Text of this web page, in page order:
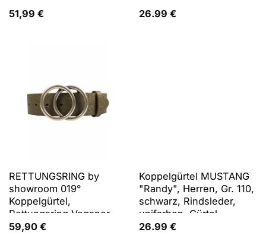
Schließe
51,99 €
Koppelgürtel, mit
26.99 €
RETTUNGSRING by
showroom 019°
Koppelgürtel,
Rettungsring Veganer
Gürtel »AppleSkin«
59,90 €
Koppelgürtel MUSTANG
"Randy", Herren, Gr. 110,
schwarz, Rindsleder,
unifarben, Gürtel
Koppelgürtel, mit
26.99 €